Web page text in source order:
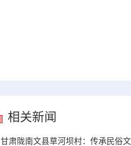
相关新闻
甘肃陇南文县草河坝村：传承民俗